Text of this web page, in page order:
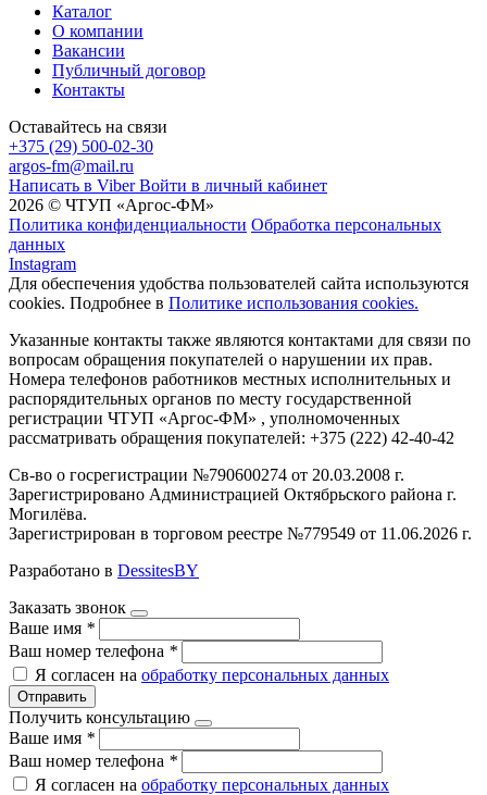
Каталог
О компании
Вакансии
Публичный договор
Контакты
Оставайтесь на связи
+375 (29) 500-02-30
argos-fm@mail.ru
Написать в Viber Войти в личный кабинет
2026 © ЧТУП «Аргос-ФМ»
Политика конфиденциальности Обработка персональных
данных
Instagram
Для обеспечения удобства пользователей сайта используются
cookies. Подробнее в Политике использования cookies.
Указанные контакты также являются контактами для связи по
вопросам обращения покупателей о нарушении их прав.
Номера телефонов работников местных исполнительных и
распорядительных органов по месту государственной
регистрации ЧТУП «Аргос-ФМ» , уполномоченных
рассматривать обращения покупателей: +375 (222) 42-40-42
Св-во о госрегистрации №790600274 от 20.03.2008 г.
Зарегистрировано Администрацией Октябрьского района г.
Могилёва.
Зарегистрирован в торговом реестре №779549 от 11.06.2026 г.
Разработано в DessitesBY
Заказать звонок
Ваше имя *
Ваш номер телефона *
Я согласен на обработку персональных данных
Отправить
Получить консультацию
Ваше имя *
Ваш номер телефона *
Я согласен на обработку персональных данных